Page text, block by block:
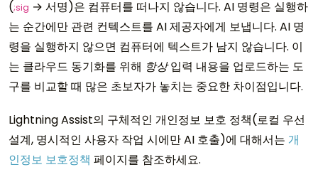
(;sig → 서명)은 컴퓨터를 떠나지 않습니다. AI 명령은 실행하
는 순간에만 관련 컨텍스트를 AI 제공자에게 보냅니다. AI 명
령을 실행하지 않으면 컴퓨터에 텍스트가 남지 않습니다. 이
는 클라우드 동기화를 위해 항상입력 내용을 업로드하는 도
구를 비교할 때 많은 초보자가 놓치는 중요한 차이점입니다.
Lightning Assist의 구체적인 개인정보 보호 정책(로컬 우선
설계, 명시적인 사용자 작업 시에만 AI 호출)에 대해서는 개
인정보 보호정책 페이지를 참조하세요.